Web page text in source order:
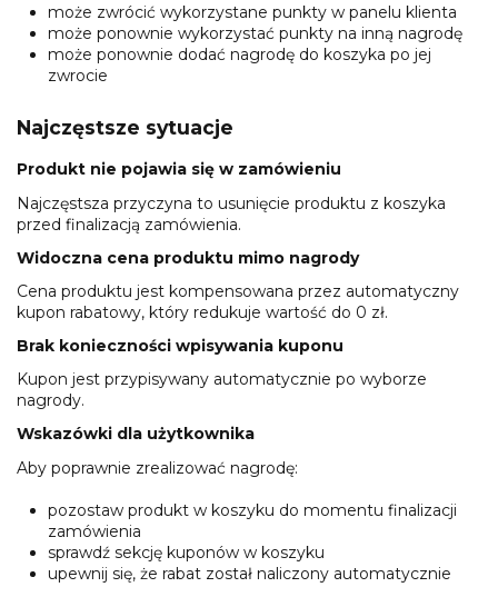
może zwrócić wykorzystane punkty w panelu klienta
może ponownie wykorzystać punkty na inną nagrodę
może ponownie dodać nagrodę do koszyka po jej
zwrocie
Najczęstsze sytuacje
Produkt nie pojawia się w zamówieniu
Najczęstsza przyczyna to usunięcie produktu z koszyka
przed finalizacją zamówienia.
Widoczna cena produktu mimo nagrody
Cena produktu jest kompensowana przez automatyczny
kupon rabatowy, który redukuje wartość do 0 zł.
Brak konieczności wpisywania kuponu
Kupon jest przypisywany automatycznie po wyborze
nagrody.
Wskazówki dla użytkownika
Aby poprawnie zrealizować nagrodę:
pozostaw produkt w koszyku do momentu finalizacji
zamówienia
sprawdź sekcję kuponów w koszyku
upewnij się, że rabat został naliczony automatycznie